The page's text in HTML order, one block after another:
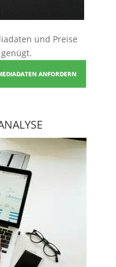
und Preise
ANFORDERN